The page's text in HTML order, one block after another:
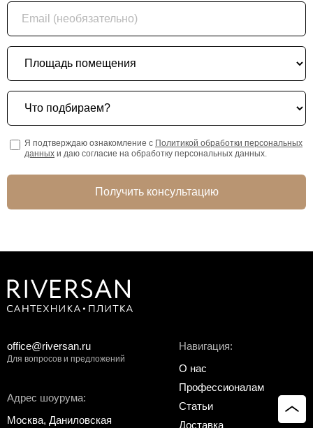
Email (необязательно)
Площадь помещения
Что подбираем?
Я подтверждаю ознакомление с Политикой обработки персональных
данных и даю согласие на обработку персональных данных.
Получить консультацию
Адрес шоурума:
Москва, Даниловская
Навигация:
О нас
Профессионалам
Статьи
Доставка
office@riversan.ru
Для вопросов и предложений